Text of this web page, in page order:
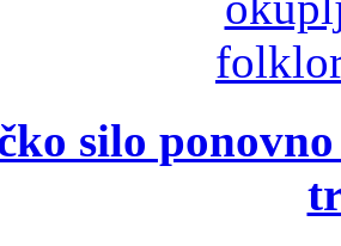
silo